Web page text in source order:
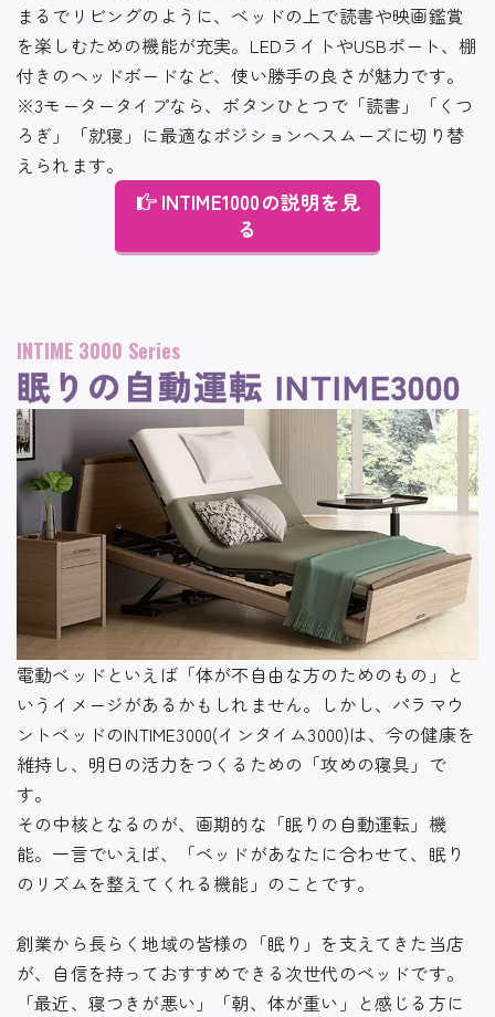
まるでリビングのように、ベッドの上で読書や映画鑑賞
を楽しむための機能が充実。LEDライトやUSBポート、棚
付きのヘッドボードなど、使い勝手の良さが魅力です。
※3モータータイプなら、ボタンひとつで「読書」「くつ
ろぎ」「就寝」に最適なポジションへスムーズに切り替
えられます。
INTIME1000の説明を見
る
INTIME 3000 Series
眠りの自動運転 INTIME3000
電動ベッドといえば「体が不自由な方のためのもの」と
いうイメージがあるかもしれません。しかし、パラマウ
ントベッドのINTIME3000(インタイム3000)は、今の健康を
維持し、明日の活力をつくるための「攻めの寝具」で
す。
その中核となるのが、画期的な「眠りの自動運転」機
能。 一言でいえば、「ベッドがあなたに合わせて、眠り
のリズムを整えてくれる機能」のことです。
創業から長らく地域の皆様の「眠り」を支えてきた当店
が、自信を持っておすすめできる次世代のベッドです。
「最近、寝つきが悪い」「朝、体が重い」と感じる方に